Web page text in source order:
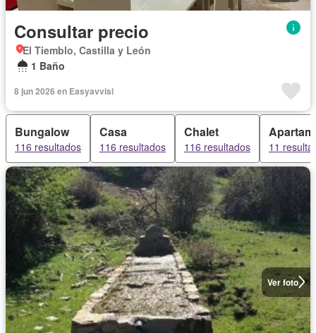
Consultar precio
El Tiemblo, Castilla y León
1 Baño
8 jun 2026 en Easyavvisi
Bungalow
116 resultados
Casa
116 resultados
Chalet
116 resultados 11
Ver foto